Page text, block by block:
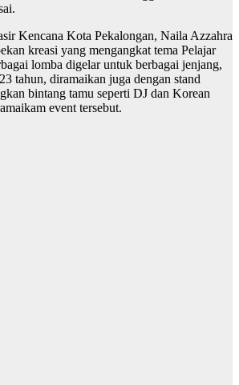
Kencana Kota Pekalongan, Naila Azzahra
kreasi yang mengangkat tema Pelajar
lomba digelar untuk berbagai jenjang,
tahun, diramaikan juga dengan stand
bintang tamu seperti DJ dan Korean
event tersebut.